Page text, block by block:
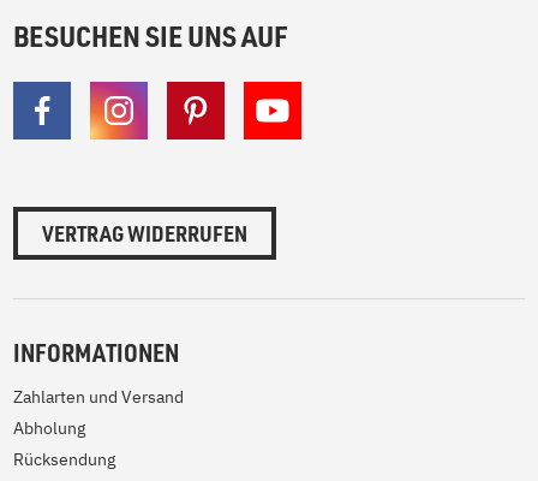
BESUCHEN SIE UNS AUF
VERTRAG WIDERRUFEN
INFORMATIONEN
Zahlarten und Versand
Abholung
Rücksendung